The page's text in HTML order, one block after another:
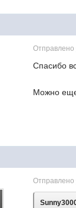
Отправлено
Спасибо
Можно еще
Отправлено